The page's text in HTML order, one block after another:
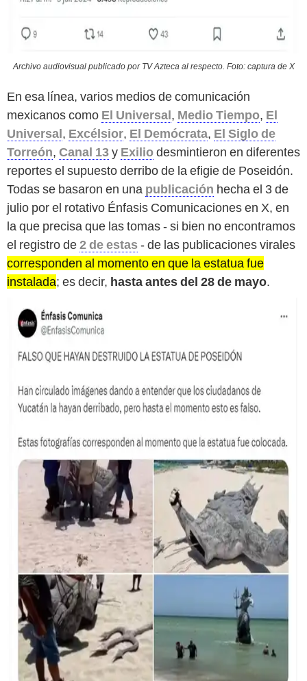
Archivo audiovisual publicado por TV Azteca al respecto. Foto: captura de X
En esa línea, varios medios de comunicación
mexicanos como El Universal, Medio Tiempo, El
Universal, Excélsior, El Demócrata, El Siglo de
Torreón, Canal 13y Exiliodesmintieron en diferentes
reportes el supuesto derribo de la efigie de Poseidón.
Todas se basaron en una publicación hecha el 3 de
julio por el rotativo Énfasis Comunicaciones en X, en
la que precisa que las tomas - si bien no encontramos
el registro de2 de estas - de las publicaciones virales
corresponden al momento en que la estatua fue
instalada; es decir, hasta antes del 28 de mayo.